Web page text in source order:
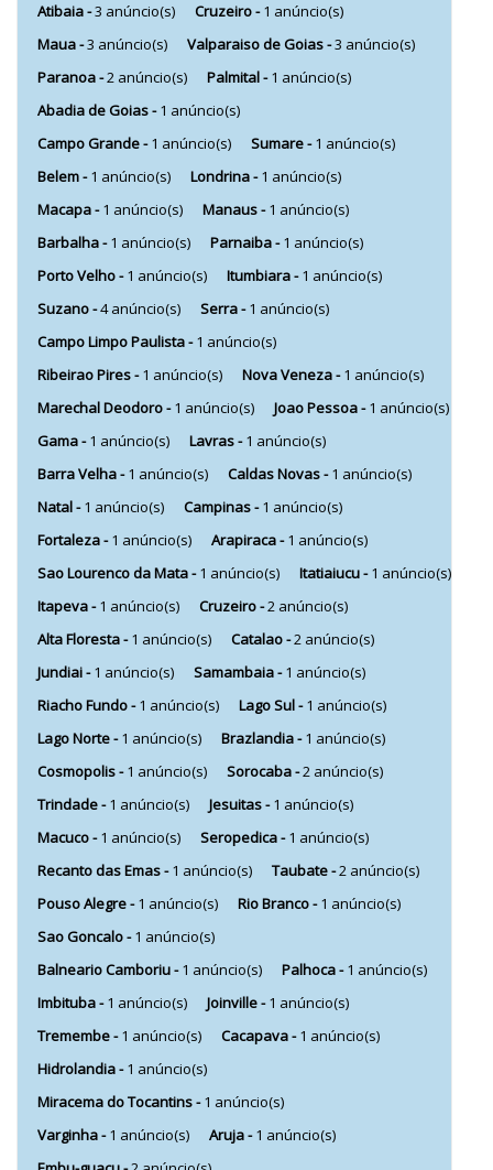
Atibaia -3 anúncio(s) Cruzeiro -1 anúncio(s)
Maua -3 anúncio(s) Valparaiso de Goias -3 anúncio(s)
Paranoa -2 anúncio(s) Palmital -1 anúncio(s)
Abadia de Goias -1 anúncio(s)
Campo Grande -1 anúncio(s) Sumare -1 anúncio(s)
Belem -1 anúncio(s) Londrina -1 anúncio(s)
Macapa -1 anúncio(s) Manaus -1 anúncio(s)
Barbalha -1 anúncio(s) Parnaiba -1 anúncio(s)
Porto Velho -1 anúncio(s) Itumbiara -1 anúncio(s)
Suzano -4 anúncio(s) Serra -1 anúncio(s)
Campo Limpo Paulista -1 anúncio(s)
Ribeirao Pires -1 anúncio(s) Nova Veneza -1 anúncio(s)
Marechal Deodoro -1 anúncio(s) Joao Pessoa -1 anúncio(s)
Gama -1 anúncio(s) Lavras -1 anúncio(s)
Barra Velha -1 anúncio(s) Caldas Novas -1 anúncio(s)
Natal -1 anúncio(s) Campinas -1 anúncio(s)
Fortaleza -1 anúncio(s) Arapiraca -1 anúncio(s)
Sao Lourenco da Mata -1 anúncio(s) Itatiaiucu -1 anúncio(s)
Itapeva -1 anúncio(s) Cruzeiro -2 anúncio(s)
Alta Floresta -1 anúncio(s) Catalao -2 anúncio(s)
Jundiai -1 anúncio(s) Samambaia -1 anúncio(s)
Riacho Fundo -1 anúncio(s) Lago Sul -1 anúncio(s)
Lago Norte -1 anúncio(s) Brazlandia -1 anúncio(s)
Cosmopolis -1 anúncio(s) Sorocaba -2 anúncio(s)
Trindade -1 anúncio(s) Jesuitas -1 anúncio(s)
Macuco -1 anúncio(s) Seropedica -1 anúncio(s)
Recanto das Emas -1 anúncio(s) Taubate -2 anúncio(s)
Pouso Alegre -1 anúncio(s) Rio Branco -1 anúncio(s)
Sao Goncalo -1 anúncio(s)
Balneario Camboriu -1 anúncio(s) Palhoca -1 anúncio(s)
Imbituba -1 anúncio(s) Joinville -1 anúncio(s)
Tremembe -1 anúncio(s) Cacapava -1 anúncio(s)
Hidrolandia -1 anúncio(s)
Miracema do Tocantins -1 anúncio(s)
Varginha -1 anúncio(s) Aruja -1 anúncio(s)